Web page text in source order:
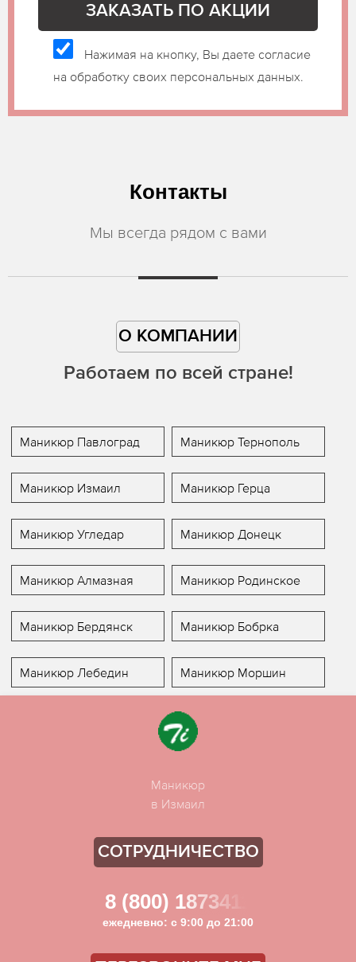
Нажимая на кнопку, Вы даете согласие
на обработку своих персональных данных.
Контакты
Мы всегда рядом с вами
О КОМПАНИИ
Работаем по всей стране!
Маникюр Павлоград Маникюр Тернополь
Маникюр Измаил Маникюр Герца
Маникюр Угледар Маникюр Донецк
Маникюр Алмазная Маникюр Родинское
Маникюр Бердянск Маникюр Бобрка
Маникюр Лебедин Маникюр Моршин
Маникюр
в Измаил
СОТРУДНИЧЕСТВО
8 (800) 1873411
ежедневно: с 9:00 до 21:00